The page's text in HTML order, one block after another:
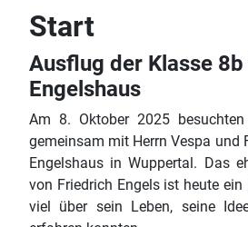
Start
Ausflug der Klasse 8b
Engelshaus
Am 8. Oktober 2025
gemeinsam mit Herrn Vespa und
Engelshaus in Wuppertal. Das
von Friedrich Engels ist heute
viel über sein Leben, seine